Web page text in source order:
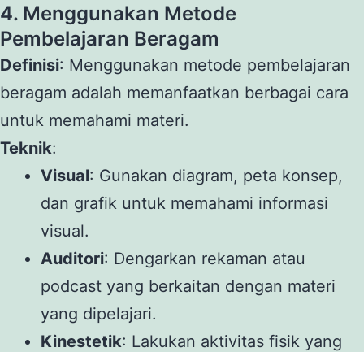
4. Menggunakan Metode
Pembelajaran Beragam
Definisi: Menggunakan metode pembelajaran
beragam adalah memanfaatkan berbagai cara
untuk memahami materi.
Teknik:
Visual: Gunakan diagram, peta konsep,
dan grafik untuk memahami informasi
visual.
Auditori: Dengarkan rekaman atau
podcast yang berkaitan dengan materi
yang dipelajari.
Kinestetik: Lakukan aktivitas fisik yang